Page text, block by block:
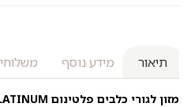
תיאור מידע נוסף
מזון לגורי כלבים